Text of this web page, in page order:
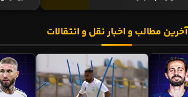
آخرین مطالب و اخبار نقل و انتقالات